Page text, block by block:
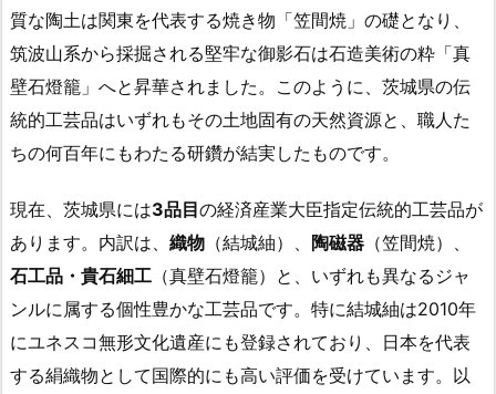
質な陶土は関東を代表する焼き物「笠間焼」の礎となり、
筑波山系から採掘される堅牢な御影石は石造美術の粋「真
壁石燈籠」へと昇華されました。このように、茨城県の伝
統的工芸品はいずれもその土地固有の天然資源と、職人た
ちの何百年にもわたる研鑽が結実したものです。
現在、茨城県には3品目の経済産業大臣指定伝統的工芸品が
あります。内訳は、 織物 （結城紬）、 陶磁器 （笠間焼）、
石工品・貴石細工 （真壁石燈籠）と、いずれも異なるジャ
ンルに属する個性豊かな工芸品です。特に結城紬は2010年
にユネスコ無形文化遺産にも登録されており、日本を代表
する絹織物として国際的にも高い評価を受けています。以